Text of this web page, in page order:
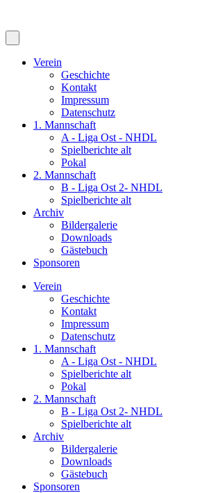
Verein
Geschichte
Kontakt
Impressum
Datenschutz
1. Mannschaft
A - Liga Ost - NHDL
Spielberichte alt
Pokal
2. Mannschaft
B - Liga Ost 2- NHDL
Spielberichte alt
Archiv
Bildergalerie
Downloads
Gästebuch
Sponsoren
Verein
Geschichte
Kontakt
Impressum
Datenschutz
1. Mannschaft
A - Liga Ost - NHDL
Spielberichte alt
Pokal
2. Mannschaft
B - Liga Ost 2- NHDL
Spielberichte alt
Archiv
Bildergalerie
Downloads
Gästebuch
Sponsoren